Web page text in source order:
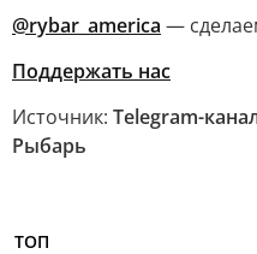
@rybar_america —
Поддержать нас
Источник: Telegram-
Рыбарь
ТОП